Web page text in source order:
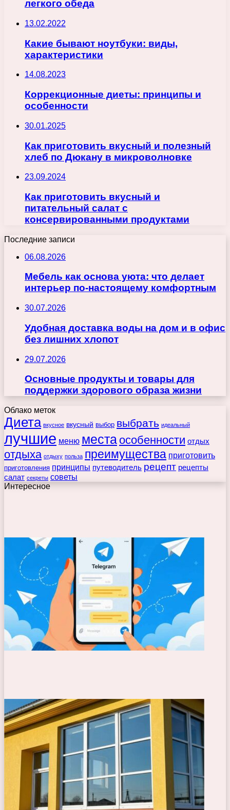
легкого обеда
13.02.2022
Какие бывают ноутбуки: виды,
характеристики
14.08.2023
Коррекционные диеты: принципы и
особенности
30.01.2025
Как приготовить вкусный и полезный
хлеб по Дюкану в микроволновке
23.09.2024
Как приготовить вкусный и
питательный салат с
консервированными продуктами
Последние записи
06.08.2026
Мебель как основа уюта: что делает
интерьер по-настоящему комфортным
30.07.2026
Удобная доставка воды на дом и в офис
без лишних хлопот
29.07.2026
Основные продукты и товары для
поддержки здорового образа жизни
Облако меток
Диета вкусное вкусный выбор выбрать идеальный
лучшие меню места особенности отдых
отдыха отдыху польза преимущества приготовить
приготовления принципы путеводитель рецепт рецепты
салат секреты советы
Интересное